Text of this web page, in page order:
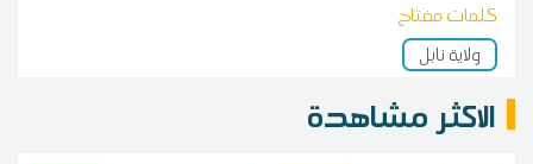
كلمات مفتاح
ولاية نابل
الاكثر مشاهدة